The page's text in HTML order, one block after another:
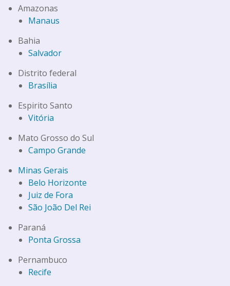
Amazonas
Manaus
Bahia
Salvador
Distrito federal
Brasília
Espirito Santo
Vitória
Mato Grosso do Sul
Campo Grande
Minas Gerais
Belo Horizonte
Juiz de Fora
São João Del Rei
Paraná
Ponta Grossa
Pernambuco
Recife